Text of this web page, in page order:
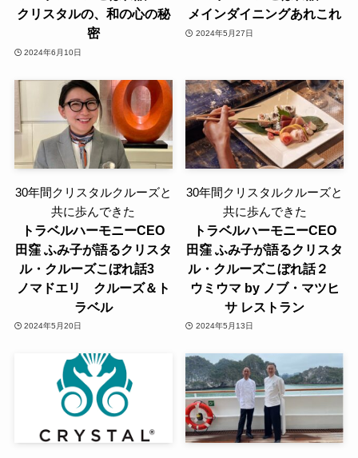
クリスタルの、和の心の秘
密
2024年6月10日
メインダイニングあれこれ
2024年5月27日
30年間クリスタルクルーズと
共に歩んできた
トラベルハーモニーCEO
田窪 ふみ子が語るクリスタ
ル・クルーズこぼれ話3
ノマドエリ クルーズ＆ト
ラベル
2024年5月20日
30年間クリスタルクルーズと
共に歩んできた
トラベルハーモニーCEO
田窪 ふみ子が語るクリスタ
ル・クルーズこぼれ話２
ウミウマ by ノブ・マツヒ
サ レストラン
2024年5月13日